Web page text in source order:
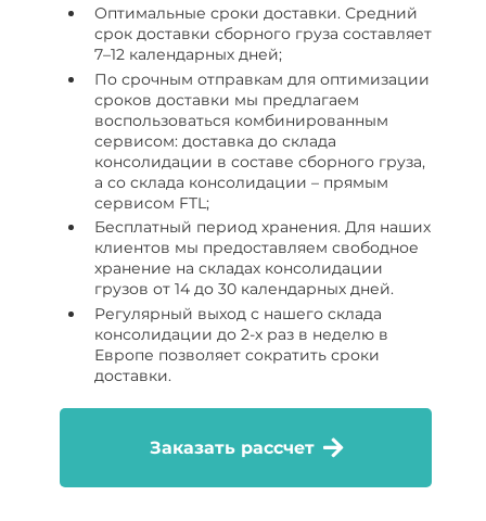
Оптимальные сроки доставки. Средний
срок доставки сборного груза составляет
7–12 календарных дней;
По срочным отправкам для оптимизации
сроков доставки мы предлагаем
воспользоваться комбинированным
сервисом: доставка до склада
консолидации в составе сборного груза,
а со склада консолидации – прямым
сервисом FTL;
Бесплатный период хранения. Для наших
клиентов мы предоставляем свободное
хранение на складах консолидации
грузов от 14 до 30 календарных дней.
Регулярный выход с нашего склада
консолидации до 2-х раз в неделю в
Европе позволяет сократить сроки
доставки.
Заказать рассчет